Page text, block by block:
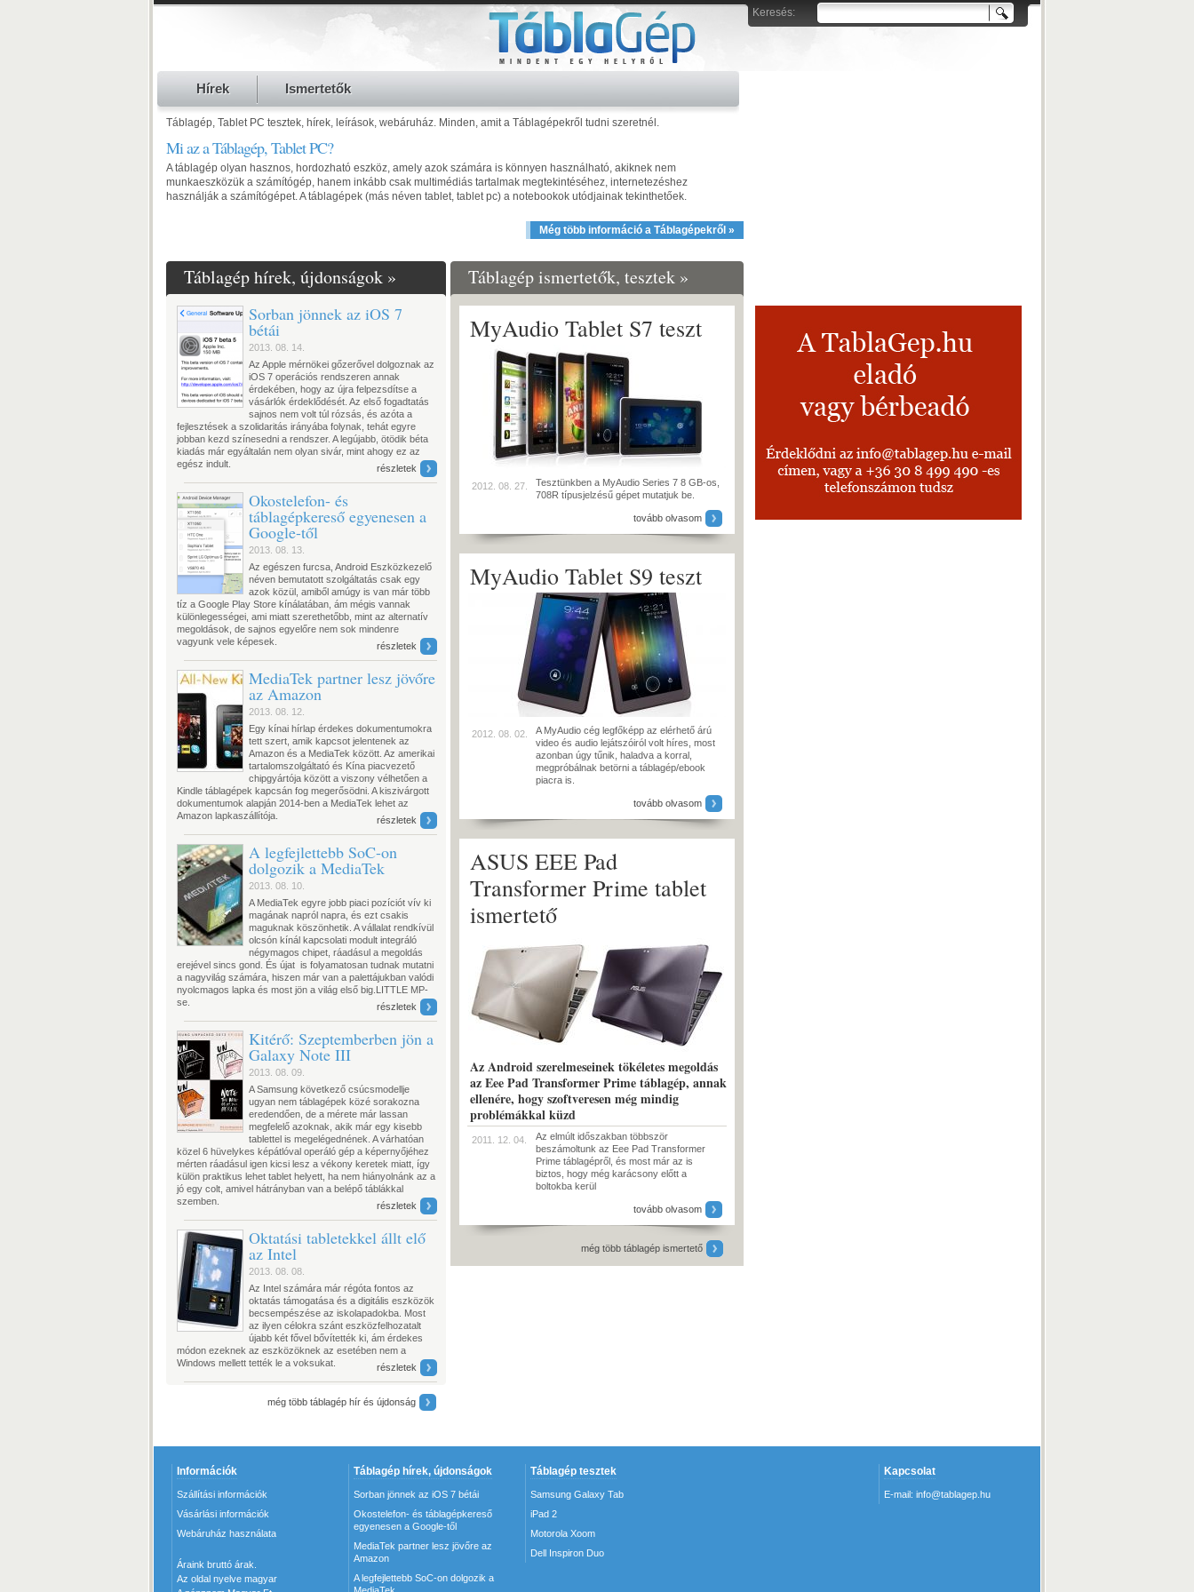
Táblagép, Tablet PC tesztek, hírek, leírások, webáruház. Minden, amit a Táblagépekről tudni szeretnél.
Mi az a Táblagép, Tablet PC?
A táblagép olyan hasznos, hordozható eszköz, amely azok számára is könnyen használható, akiknek nem
munkaeszközük a számítógép, hanem inkább csak multimédiás tartalmak megtekintéséhez, internetezéshez
használják a számítógépet. A táblagépek (más néven tablet, tablet pc) a notebookok utódjainak tekinthetőek.
Még több információ a Táblagépekről »
Táblagép hírek, újdonságok »
Sorban jönnek az iOS 7
bétái
2013. 08. 14.
Az Apple mérnökei gőzerővel dolgoznak az
iOS 7 operációs rendszeren annak
érdekében, hogy az újra felpezsdítse a
vásárlók érdeklődését. Az első fogadtatás
sajnos nem volt túl rózsás, és azóta a
fejlesztések a szolidaritás irányába folynak, tehát egyre
jobban kezd színesedni a rendszer. A legújabb, ötödik béta
kiadás már egyáltalán nem olyan sivár, mint ahogy ez az
egész indult.
részletek
Okostelefon- és
táblagépkereső egyenesen a
Google-től
2013. 08. 13.
Az egészen furcsa, Android Eszközkezelő
néven bemutatott szolgáltatás csak egy
azok közül, amiből amúgy is van már több
tíz a Google Play Store kínálatában, ám mégis vannak
különlegességei, ami miatt szerethetőbb, mint az alternatív
megoldások, de sajnos egyelőre nem sok mindenre
vagyunk vele képesek.
részletek
MediaTek partner lesz jövőre
az Amazon
2013. 08. 12.
Egy kínai hírlap érdekes dokumentumokra
tett szert, amik kapcsot jelentenek az
Amazon és a MediaTek között. Az amerikai
tartalomszolgáltató és Kína piacvezető
chipgyártója között a viszony vélhetően a
Kindle táblagépek kapcsán fog megerősödni. A kiszivárgott
dokumentumok alapján 2014-ben a MediaTek lehet az
Amazon lapkaszállítója.
részletek
A legfejlettebb SoC-on
dolgozik a MediaTek
2013. 08. 10.
A MediaTek egyre jobb piaci pozíciót vív ki
magának napról napra, és ezt csakis
maguknak köszönhetik. A vállalat rendkívül
olcsón kínál kapcsolati modult integráló
négymagos chipet, ráadásul a megoldás
erejével sincs gond. És újat is folyamatosan tudnak mutatni
a nagyvilág számára, hiszen már van a palettájukban valódi
nyolcmagos lapka és most jön a világ első big.LITTLE MP-
se.
részletek
Kitérő: Szeptemberben jön a
Galaxy Note III
2013. 08. 09.
A Samsung következő csúcsmodellje
ugyan nem táblagépek közé sorakozna
eredendően, de a mérete már lassan
megfelelő azoknak, akik már egy kisebb
tablettel is megelégednének. A várhatóan
közel 6 hüvelykes képátlóval operáló gép a képernyőjéhez
mérten ráadásul igen kicsi lesz a vékony keretek miatt, így
külön praktikus lehet tablet helyett, ha nem hiányolnánk az a
jó egy colt, amivel hátrányban van a belépő táblákkal
szemben.
részletek
Oktatási tabletekkel állt elő
az Intel
2013. 08. 08.
Az Intel számára már régóta fontos az
oktatás támogatása és a digitális eszközök
becsempészése az iskolapadokba. Most
az ilyen célokra szánt eszközfelhozatalt
újabb két fővel bővítették ki, ám érdekes
módon ezeknek az eszközöknek az esetében nem a
Windows mellett tették le a voksukat.
részletek
még több táblagép hír és újdonság
Táblagép ismertetők, tesztek »
MyAudio Tablet S7 teszt
2012. 08. 27.
Tesztünkben a MyAudio Series 7 8 GB-os,
708R típusjelzésű gépet mutatjuk be.
tovább olvasom
MyAudio Tablet S9 teszt
2012. 08. 02.
A MyAudio cég legfőképp az elérhető árú
video és audio lejátszóiról volt híres, most
azonban úgy tűnik, haladva a korral,
megpróbálnak betörni a táblagép/ebook
piacra is.
tovább olvasom
ASUS EEE Pad
Transformer Prime tablet
ismertető
Az Android szerelmeseinek tökéletes megoldás
az Eee Pad Transformer Prime táblagép, annak
ellenére, hogy szoftveresen még mindig
problémákkal küzd
2011. 12. 04.
Az elmúlt időszakban többször
beszámoltunk az Eee Pad Transformer
Prime táblagépről, és most már az is
biztos, hogy még karácsony előtt a
boltokba kerül
tovább olvasom
még több táblagép ismertető
Keresés:
Hírek Ismertetők
Információk
Szállítási információk
Vásárlási információk
Webáruház használata
Áraink bruttó árak.
Az oldal nyelve magyar
Táblagép hírek, újdonságok
Sorban jönnek az iOS 7 bétái
Okostelefon- és táblagépkereső
egyenesen a Google-től
MediaTek partner lesz jövőre az
Amazon
A legfejlettebb SoC-on dolgozik a
Táblagép tesztek
Samsung Galaxy Tab
iPad 2
Motorola Xoom
Dell Inspiron Duo
Kapcsolat
E-mail: info@tablagep.hu